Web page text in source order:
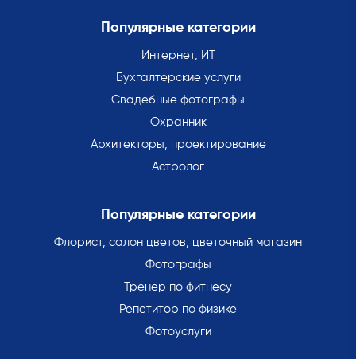
Популярные категории
Интернет, ИТ
Бухгалтерские услуги
Свадебные фотографы
Охранник
Архитекторы, проектирование
Астролог
Популярные категории
Флорист, салон цветов, цветочный магазин
Фотографы
Тренер по фитнесу
Репетитор по физике
Фотоуслуги